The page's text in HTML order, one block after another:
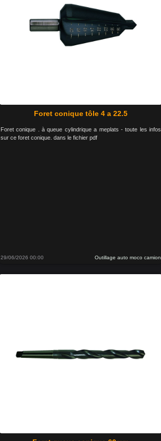
Foret conique tôle 4 a 22.5
Foret conique . à queue cylindrique a meplats - toute les infos
sur ce foret conique. dans le fichier pdf
29/06/2026 00:00 Outillage auto moco camion